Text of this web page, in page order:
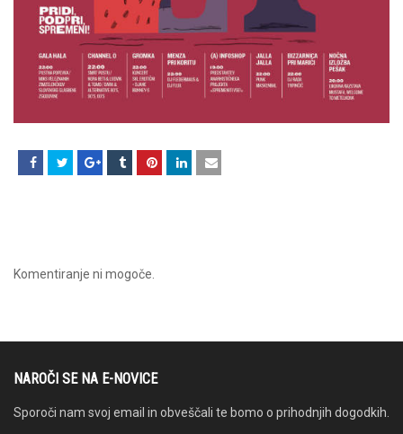
Komentiranje ni mogoče.
NAROČI SE NA E-NOVICE
Sporoči nam svoj email in obveščali te bomo o prihodnjih dogodkih.